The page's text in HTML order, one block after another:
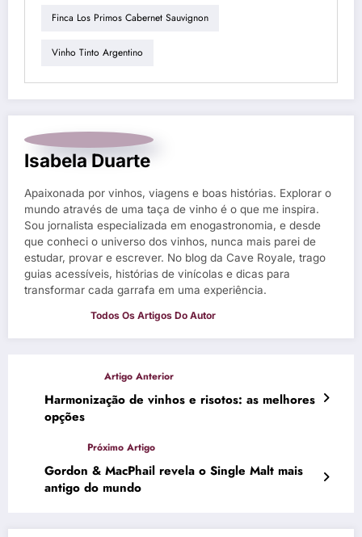
Finca Los Primos Cabernet Sauvignon
Vinho Tinto Argentino
Isabela Duarte
Apaixonada por vinhos, viagens e boas histórias. Explorar o
mundo através de uma taça de vinho é o que me inspira.
Sou jornalista especializada em enogastronomia, e desde
que conheci o universo dos vinhos, nunca mais parei de
estudar, provar e escrever. No blog da Cave Royale, trago
guias acessíveis, histórias de vinícolas e dicas para
transformar cada garrafa em uma experiência.
Harmonização de vinhos e risotos: as melhores
opções
Gordon & MacPhail revela o Single Malt mais
antigo do mundo